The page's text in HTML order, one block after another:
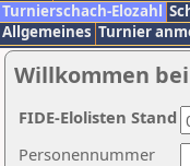
Turnierschach-Elozahl
Allgemeines Turnier
Willkommen
Personennummer
FIDE-Elolisten Stand